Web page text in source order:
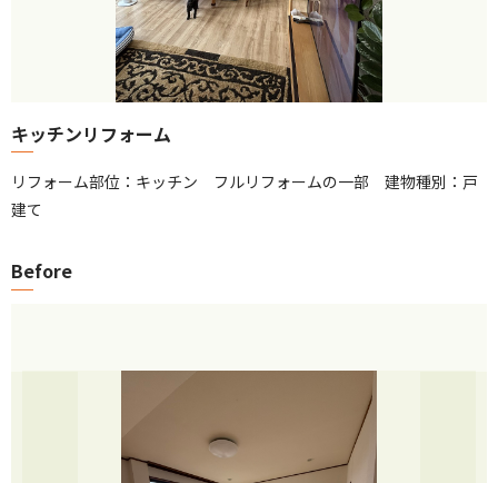
キッチンリフォーム
リフォーム部位：キッチン フルリフォームの一部 建物種別：戸
建て
Before